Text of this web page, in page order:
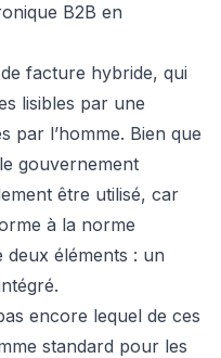
B2B en
facture hybride, qui
lisibles par une
par l’homme. Bien que
gouvernement
être utilisé, car
à la norme
deux éléments : un
encore lequel de ces
standard pour les